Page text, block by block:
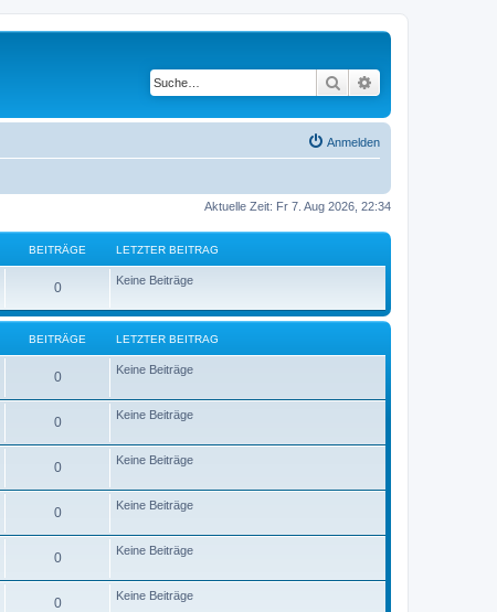
Suche
Anmelden
Aktuelle Zeit: Fr 7. Aug 2026, 22:34
BEITRÄGE LETZTER BEITRAG
0 Keine Beiträge
BEITRÄGE LETZTER BEITRAG
0 Keine Beiträge
0 Keine Beiträge
0 Keine Beiträge
0 Keine Beiträge
0 Keine Beiträge
0 Keine Beiträge